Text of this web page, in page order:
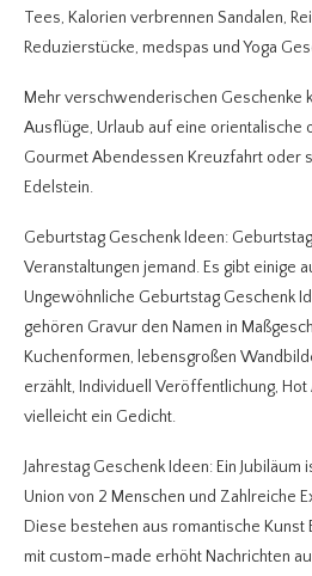
Tees, Kalorien verbrennen Sandalen,
Reduzierstücke, medspas und Yoga
Mehr verschwenderischen Geschenke
Ausflüge, Urlaub auf eine orientalische
Gourmet Abendessen Kreuzfahrt oder
Edelstein.
Geburtstag Geschenk Ideen:
Veranstaltungen jemand. Es gibt einige
Ungewöhnliche Geburtstag Geschenk
gehören Gravur den Namen in
Kuchenformen, lebensgroßen
erzählt, Individuell Veröffentlichung,
vielleicht ein Gedicht.
Jahrestag Geschenk Ideen: Ein
Union von 2 Menschen und Zahlreiche
Diese bestehen aus romantische Kunst
mit custom-made erhöht Nachrichten